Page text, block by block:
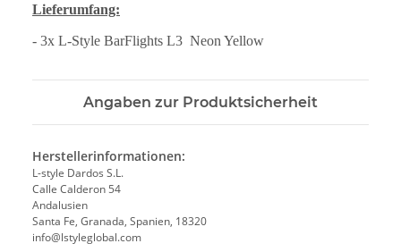
Lieferumfang:
- 3x L-Style BarFlights L3 Neon Yellow
Angaben zur Produktsicherheit
Herstellerinformationen:
L-style Dardos S.L.
Calle Calderon 54
Andalusien
Santa Fe, Granada, Spanien, 18320
info@lstyleglobal.com